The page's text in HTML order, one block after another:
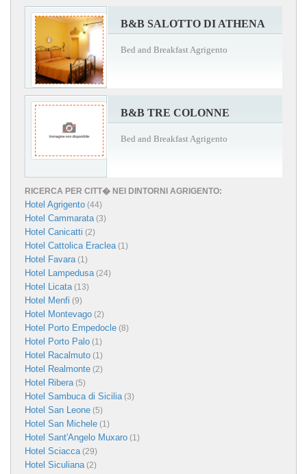
B&B SALOTTO DI ATHENA
Bed and Breakfast Agrigento
B&B TRE COLONNE
Bed and Breakfast Agrigento
RICERCA PER CITT� NEI DINTORNI AGRIGENTO:
Hotel Agrigento (44)
Hotel Cammarata(3)
Hotel Canicatti (2)
Hotel Cattolica Eraclea(1)
Hotel Favara(1)
Hotel Lampedusa(24)
Hotel Licata(13)
Hotel Menfi (9)
Hotel Montevago (2)
Hotel Porto Empedocle (8)
Hotel Porto Palo (1)
Hotel Racalmuto (1)
Hotel Realmonte (2)
Hotel Ribera(5)
Hotel Sambuca di Sicilia(3)
Hotel San Leone (5)
Hotel San Michele (1)
Hotel Sant'Angelo Muxaro (1)
Hotel Sciacca(29)
Hotel Siculiana(2)